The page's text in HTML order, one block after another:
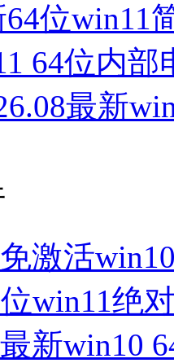
64位win11
64位内
最新
激活
win11绝
新win10